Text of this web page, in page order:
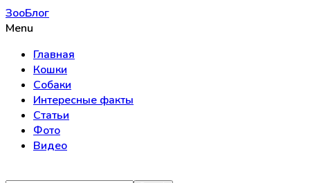
ЗооБлог
Menu
Главная
Кошки
Собаки
Интересные факты
Статьи
Фото
Видео